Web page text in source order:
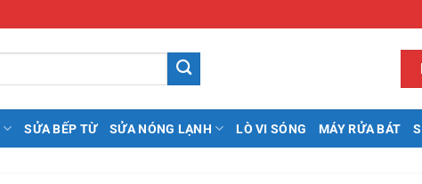
SỬA BẾP TỪ SỬA NÓNG LẠNH LÒ VI SÓNG MÁY RỬA BÁT